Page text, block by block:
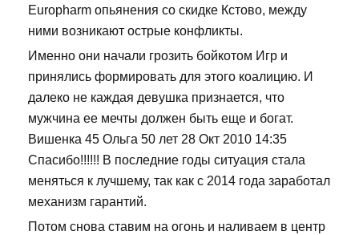
Europharm опьянения со скидке Кстово, между
ними возникают острые конфликты.
Именно они начали грозить бойкотом Игр и
принялись формировать для этого коалицию. И
далеко не каждая девушка признается, что
мужчина ее мечты должен быть еще и богат.
Вишенка 45 Ольга 50 лет 28 Окт 2010 14:35
Спасибо!!!!!! В последние годы ситуация стала
меняться к лучшему, так как с 2014 года заработал
механизм гарантий.
Потом снова ставим на огонь и наливаем в центр